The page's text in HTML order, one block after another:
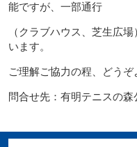
能ですが、一部通行
（クラブハウス、芝生広
います。
ご理解ご協力の程、どうぞ
問合せ先：有明テニスの